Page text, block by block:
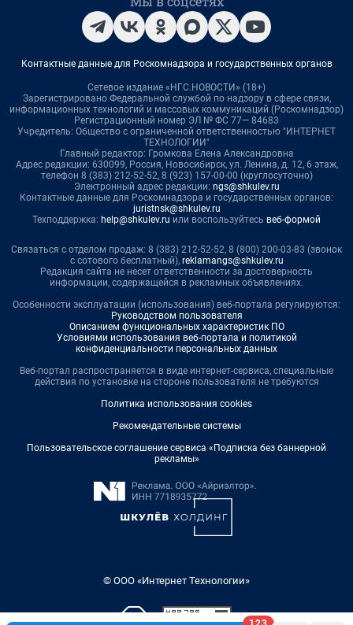
Контактные данные для Роскомнадзора и государственных органов
Сетевое издание «НГС.НОВОСТИ» (18+)
Зарегистрировано Федеральной службой по надзору в сфере связи,
информационных технологий и массовых коммуникаций (Роскомнадзор)
Регистрационный номер ЭЛ № ФС 77— 84683
Учредитель: Общество с ограниченной ответственностью "ИНТЕРНЕТ
ТЕХНОЛОГИИ"
Главный редактор: Громкова Елена Александровна
Адрес редакции: 630099, Россия, Новосибирск, ул. Ленина, д. 12, 6 этаж,
телефон 8 (383) 212-52-52, 8 (923) 157-00-00 (круглосуточно)
Электронный адрес редакции: ngs@shkulev.ru
Контактные данные для Роскомнадзора и государственных органов:
juristnsk@shkulev.ru
Техподдержка: help@shkulev.ru или воспользуйтесь веб-формой
Связаться с отделом продаж: 8 (383) 212-52-52, 8 (800) 200-03-83 (звонок
с сотового бесплатный), reklamangs@shkulev.ru
Редакция сайта не несет ответственности за достоверность
информации, содержащейся в рекламных объявлениях.
Особенности эксплуатации (использования) веб-портала регулируются:
Руководством пользователя
Описанием функциональных характеристик ПО
Условиями использования веб-портала и политикой
конфиденциальности персональных данных
Веб-портал распространяется в виде интернет-сервиса, специальные
действия по установке на стороне пользователя не требуются
Политика использования cookies
Рекомендательные системы
Пользовательское соглашение сервиса «Подписка без баннерной
рекламы»
© ООО «Интернет Технологии»